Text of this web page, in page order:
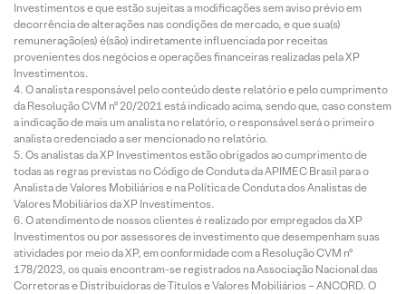
Investimentos e que estão sujeitas a modificações sem aviso prévio em
decorrência de alterações nas condições de mercado, e que sua(s)
remuneração(es) é(são) indiretamente influenciada por receitas
provenientes dos negócios e operações financeiras realizadas pela XP
Investimentos.
O analista responsável pelo conteúdo deste relatório e pelo cumprimento
da Resolução CVM nº 20/2021 está indicado acima, sendo que, caso constem
a indicação de mais um analista no relatório, o responsável será o primeiro
analista credenciado a ser mencionado no relatório.
Os analistas da XP Investimentos estão obrigados ao cumprimento de
todas as regras previstas no Código de Conduta da APIMEC Brasil para o
Analista de Valores Mobiliários e na Política de Conduta dos Analistas de
Valores Mobiliários da XP Investimentos.
O atendimento de nossos clientes é realizado por empregados da XP
Investimentos ou por assessores de investimento que desempenham suas
atividades por meio da XP, em conformidade com a Resolução CVM nº
178/2023, os quais encontram-se registrados na Associação Nacional das
Corretoras e Distribuidoras de Títulos e Valores Mobiliários – ANCORD. O